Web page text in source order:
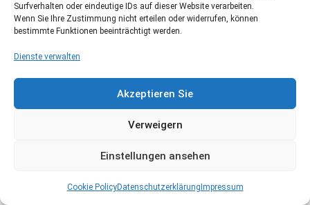
Surfverhalten oder eindeutige IDs auf dieser Website verarbeiten.
Wenn Sie Ihre Zustimmung nicht erteilen oder widerrufen, können
bestimmte Funktionen beeinträchtigt werden.
Dienste verwalten
Akzeptieren Sie
Verweigern
Einstellungen ansehen
Cookie PolicyDatenschutzerklärung Impressum